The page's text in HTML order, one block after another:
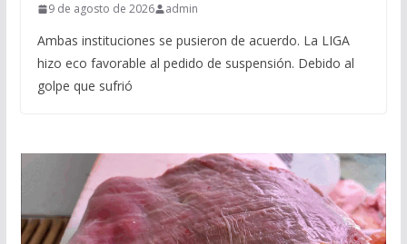
9 de agosto de 2026 admin
Ambas instituciones se pusieron de acuerdo. La LIGA
hizo eco favorable al pedido de suspensión. Debido al
golpe que sufrió